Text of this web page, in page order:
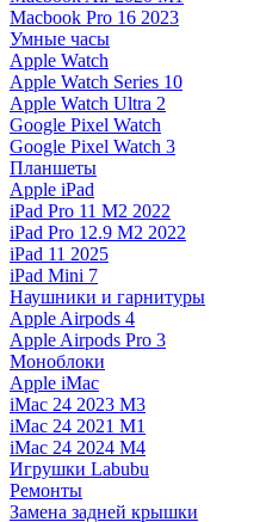
Macbook Pro 16 2023
Умные часы
Apple Watch
Apple Watch Series 10
Apple Watch Ultra 2
Google Pixel Watch
Google Pixel Watch 3
Планшеты
Apple iPad
iPad Pro 11 M2 2022
iPad Pro 12.9 M2 2022
iPad 11 2025
iPad Mini 7
Наушники и гарнитуры
Apple Airpods 4
Apple Airpods Pro 3
Моноблоки
Apple iMac
iMac 24 2023 M3
iMac 24 2021 M1
iMac 24 2024 M4
Игрушки Labubu
Ремонты
Замена задней крышки